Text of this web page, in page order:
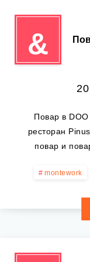
&
Повар в
ресторан
повар и
montework